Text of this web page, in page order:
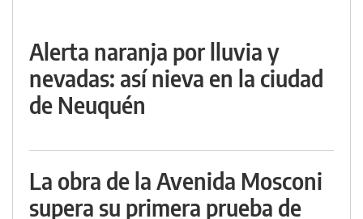
Alerta naranja por lluvia y
nevadas: así nieva en la ciudad
de Neuquén
La obra de la Avenida Mosconi
supera su primera prueba de